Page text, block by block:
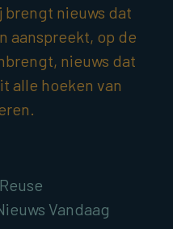
brengt nieuws dat
aanspreekt, op de
nieuws dat
alle hoeken van
Vandaag